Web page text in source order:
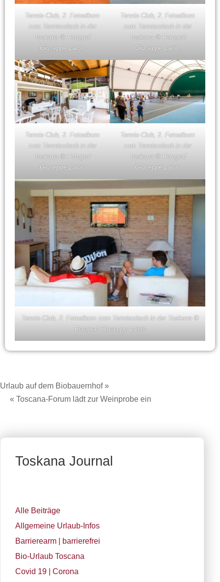
Tennis-Club, 2. Fotoalbum
zum Tennisurlaub in der
Toskana © Fotograf
Giuseppe Laiolo
Tennis-Club, 2. Fotoalbum
zum Tennisurlaub in der
Toskana © Fotograf
Giuseppe Laiolo
Tennis-Club, 2. Fotoalbum
zum Tennisurlaub in der
Toskana © Fotograf
Giuseppe Laiolo
Tennis-Club, 2. Fotoalbum
zum Tennisurlaub in der
Toskana © Fotograf
Giuseppe Laiolo
Tennis-Club, 2. Fotoalbum zum Tennisurlaub in der Toskana ©
Fotograf Giuseppe Laiolo
Urlaub auf dem Biobauernhof »
« Toscana-Forum lädt zur Weinprobe ein
Toskana Journal
Alle Beiträge
Allgemeine Urlaub-Infos
Barrierearm | barrierefrei
Bio-Urlaub Toscana
Covid 19 | Corona